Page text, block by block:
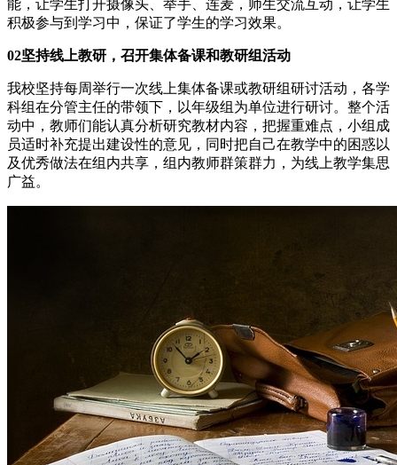
能，让学生打开摄像头、举手、连麦，师生交流互动，让学生
积极参与到学习中，保证了学生的学习效果。
02坚持线上教研，召开集体备课和教研组活动
我校坚持每周举行一次线上集体备课或教研组研讨活动，各学
科组在分管主任的带领下，以年级组为单位进行研讨。整个活
动中，教师们能认真分析研究教材内容，把握重难点，小组成
员适时补充提出建设性的意见，同时把自己在教学中的困惑以
及优秀做法在组内共享，组内教师群策群力，为线上教学集思
广益。